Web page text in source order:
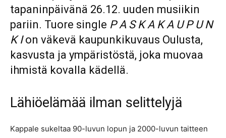
tapaninpäivänä 26.12. uuden musiikin
pariin. Tuore single P A S K A K A U P U N
K Ion väkevä kaupunkikuvaus Oulusta,
kasvusta ja ympäristöstä, joka muovaa
ihmistä kovalla kädellä.
Lähiöelämää ilman selittelyjä
Kappale sukeltaa 90-luvun lopun ja 2000-luvun taitteen